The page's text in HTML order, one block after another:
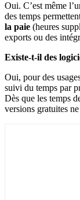
Oui. C’est même
des temps
la paie (heures
exports ou des
Existe-t-il des
Oui, pour des
suivi du temps par
Dès que les temps
versions gratuites